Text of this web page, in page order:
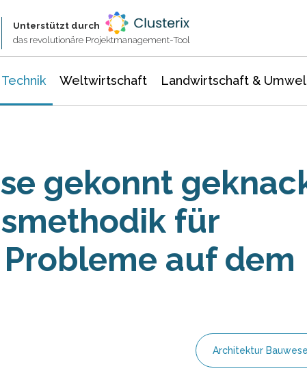
Unterstützt durch
das revolutionäre Projektmanagement-Tool
Technik Weltwirtschaft Landwirtschaft &
gekonnt
für
auf dem
Architektur